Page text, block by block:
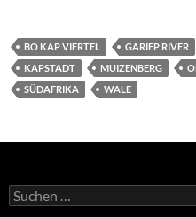
BO KAP VIERTEL GARIEP RIVER
KAPSTADT
MUIZENBERG
SÜDAFRIKA
WALE
Suchen
nach: